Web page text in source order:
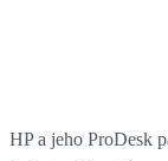
HP a jeho ProDesk